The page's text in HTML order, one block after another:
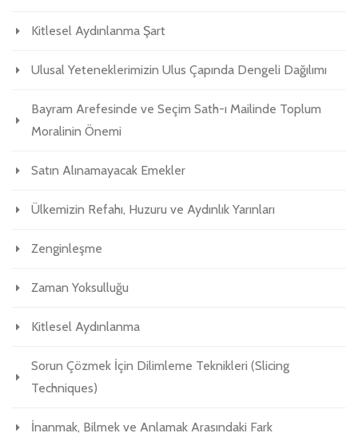
Kitlesel Aydınlanma Şart
Ulusal Yeteneklerimizin Ulus Çapında Dengeli Dağılımı
Bayram Arefesinde ve Seçim Sath-ı Mailinde Toplum
Moralinin Önemi
Satın Alınamayacak Emekler
Ülkemizin Refahı, Huzuru ve Aydınlık Yarınları
Zenginleşme
Zaman Yoksulluğu
Kitlesel Aydınlanma
Sorun Çözmek İçin Dilimleme Teknikleri (Slicing
Techniques)
İnanmak, Bilmek ve Anlamak Arasındaki Fark